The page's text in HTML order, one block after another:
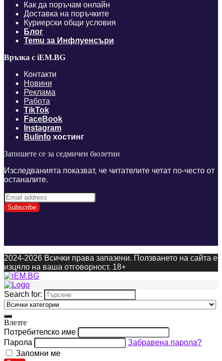
Как да поръчам онлайн
Доставка на поръчките
Куриерски общи условия
Блог
Temu за Инфлуенсъри
Връзка с iEM.BG
Контакти
Новини
Реклама
Работа
TikTok
FaceBook
Instagram
Bulinfo хостинг
Запишете се за седмичен бюлетин
Изследванията показват, че читателите четат по-често от
останалите.
2024-2026 Всички права запазени. Ползването на сайта е
изцяло на ваша отговорност. 18+
Search for:
Влезте
Потребителско име
Парола
Забравена парола?
Запомни ме